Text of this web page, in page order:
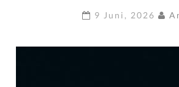
9 Juni, 2026